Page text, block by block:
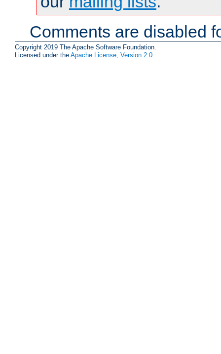
Comments are disabled
Copyright 2019 The Apache Software Foundation.
Licensed under the Apache License, Version 2.0